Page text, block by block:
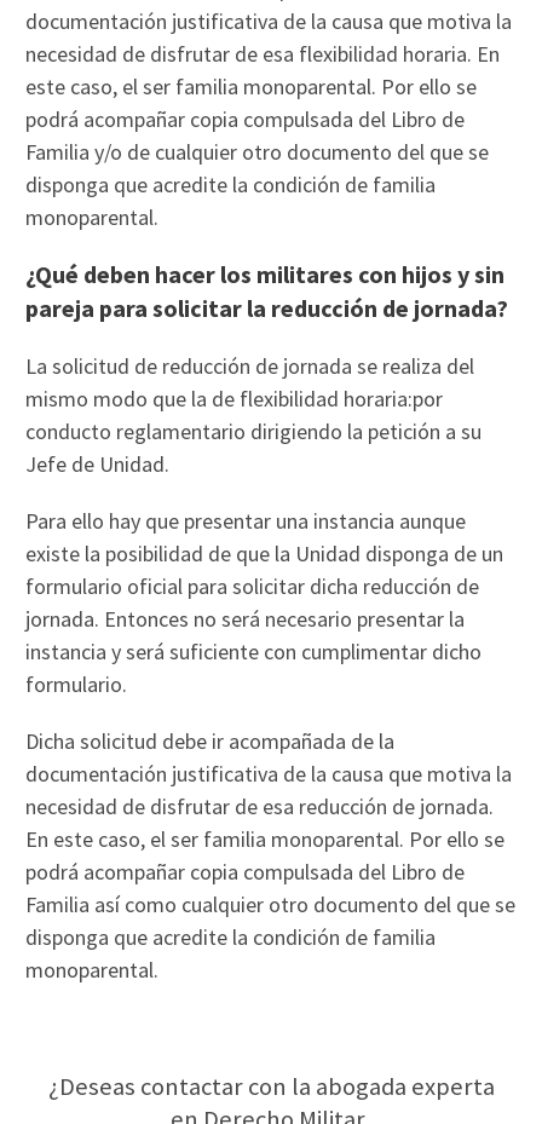
documentación justificativa de la causa que motiva la
necesidad de disfrutar de esa flexibilidad horaria. En
este caso, el ser familia monoparental. Por ello se
podrá acompañar copia compulsada del Libro de
Familia y/o de cualquier otro documento del que se
disponga que acredite la condición de familia
monoparental.
¿Qué deben hacer los militares con hijos y sin
pareja para solicitar la reducción de jornada?
La solicitud de reducción de jornada se realiza del
mismo modo que la de flexibilidad horaria:por
conducto reglamentario dirigiendo la petición a su
Jefe de Unidad.
Para ello hay que presentar una instancia aunque
existe la posibilidad de que la Unidad disponga de un
formulario oficial para solicitar dicha reducción de
jornada. Entonces no será necesario presentar la
instancia y será suficiente con cumplimentar dicho
formulario.
Dicha solicitud debe ir acompañada de la
documentación justificativa de la causa que motiva la
necesidad de disfrutar de esa reducción de jornada.
En este caso, el ser familia monoparental. Por ello se
podrá acompañar copia compulsada del Libro de
Familia así como cualquier otro documento del que se
disponga que acredite la condición de familia
monoparental.
¿Deseas contactar con la abogada experta